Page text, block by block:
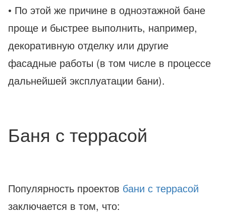
• По этой же причине в одноэтажной бане
проще и быстрее выполнить, например,
декоративную отделку или другие
фасадные работы (в том числе в процессе
дальнейшей эксплуатации бани).
Баня с террасой
Популярность проектов бани с террасой
заключается в том, что: